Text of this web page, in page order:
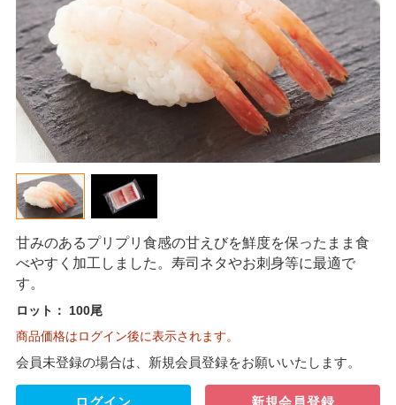
甘みのあるプリプリ食感の甘えびを鮮度を保ったまま食
べやすく加工しました。寿司ネタやお刺身等に最適で
す。
ロット：
100尾
商品価格はログイン後に表示されます。
会員未登録の場合は、新規会員登録をお願いいたします。